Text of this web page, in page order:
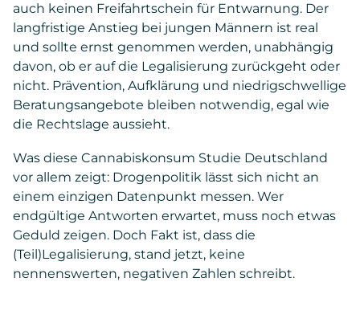
auch keinen Freifahrtschein für Entwarnung. Der
langfristige Anstieg bei jungen Männern ist real
und sollte ernst genommen werden, unabhängig
davon, ob er auf die Legalisierung zurückgeht oder
nicht. Prävention, Aufklärung und niedrigschwellige
Beratungsangebote bleiben notwendig, egal wie
die Rechtslage aussieht.
Was diese Cannabiskonsum Studie Deutschland
vor allem zeigt: Drogenpolitik lässt sich nicht an
einem einzigen Datenpunkt messen. Wer
endgültige Antworten erwartet, muss noch etwas
Geduld zeigen. Doch Fakt ist, dass die
(Teil)Legalisierung, stand jetzt, keine
nennenswerten, negativen Zahlen schreibt.